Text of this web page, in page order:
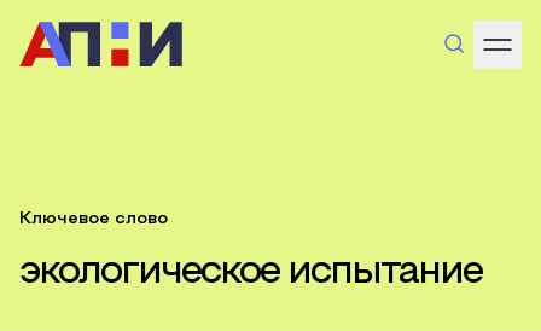
Ключевое слово
экологическое испытание